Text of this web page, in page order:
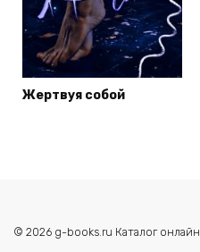
Жертвуя собой
© 2026 g-books.ru Каталог